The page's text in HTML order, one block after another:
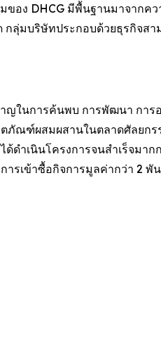
อง DHCG มีพื้นฐานมาจากค
มบริษัทประกอบด้วยธุรกิจสา
ญในการค้นพบ การพัฒนา กา
ณฑ์ผสมผสานในตลาดศัลยกร
เนินโครงการจนสำเร็จมาก
เข้าซื้อกิจการมูลค่ากว่า 2 พั